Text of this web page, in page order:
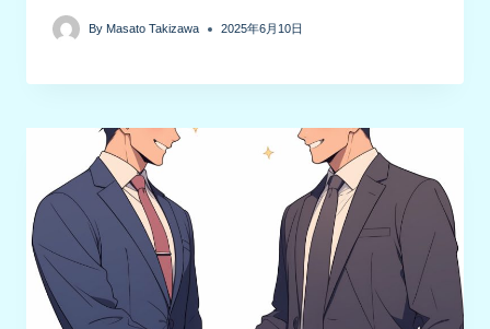
By Masato Takizawa 2025年6月10日